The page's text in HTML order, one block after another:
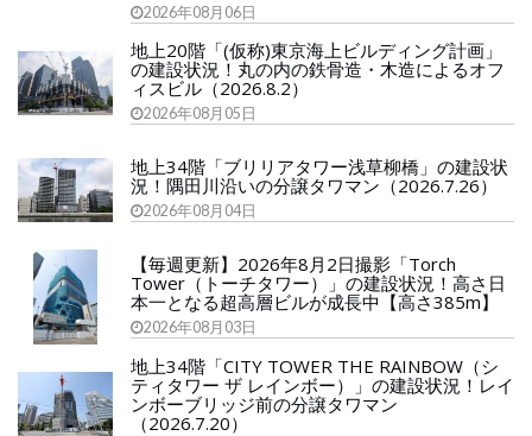
2026年08月06日
地上20階「(仮称)東京海上ビルディング計画」
の建設状況！丸の内の鉄骨造・木造によるオフ
ィスビル（2026.8.2）
2026年08月05日
地上34階「ブリリアタワー浅草柳橋」の建設状
況！隅田川沿いの分譲タワマン（2026.7.26）
2026年08月04日
【毎週更新】2026年8月2日撮影「Torch
Tower（トーチタワー）」の建設状況！高さ日
本一となる超高層ビルが成長中【高さ385m】
2026年08月03日
地上34階「CITY TOWER THE RAINBOW（シ
ティタワー ザ レインボー）」の建設状況！レイ
ンボーブリッジ前の分譲タワマン
（2026.7.20）